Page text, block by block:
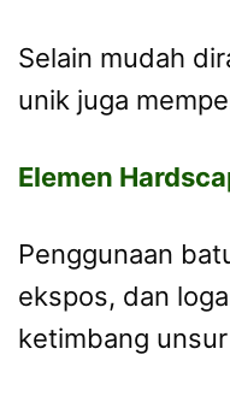
Selain mudah
unik juga
Elemen
Penggunaan
ekspos, dan
ketimbang